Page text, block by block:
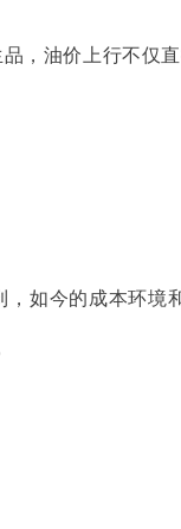
，油价上行不仅
如今的成本环境